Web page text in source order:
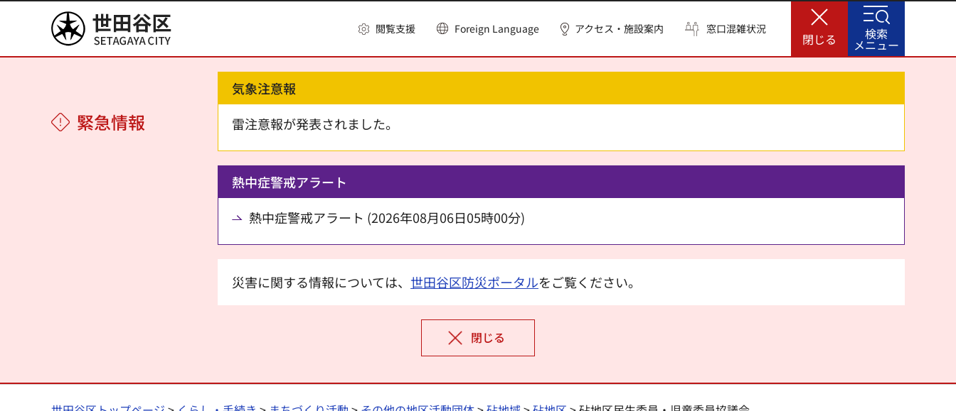
世田谷区 閲覧支援 Foreign Language アクセス・施設案内 窓口混雑状況
閉じる
緊急情報
気象注意報
雷注意報が発表されました。
熱中症警戒アラート
熱中症警戒アラート (2026年08月06日05時00分)
災害に関する情報については、 世田谷区防災ポータルをご覧ください。
閉じる
検索
メニュー